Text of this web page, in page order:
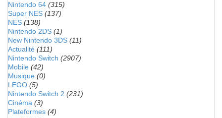
Nintendo 64 (315)
Super NES (137)
NES (138)
Nintendo 2DS (1)
New Nintendo 3DS (11)
Actualité (111)
Nintendo Switch (2907)
Mobile (42)
Musique (0)
LEGO (5)
Nintendo Switch 2 (231)
Cinéma (3)
Plateformes (4)